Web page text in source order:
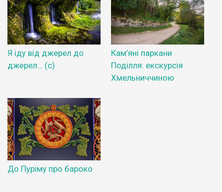
Я іду від джерел до
джерел… (с)
Кам’яні паркани
Поділля: екскурсія
Хмельниччиною
До Пуріму про бароко